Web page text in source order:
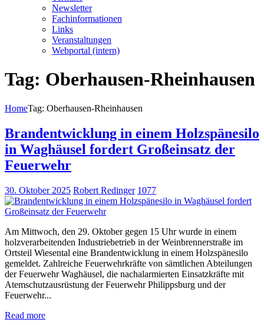
Newsletter
Fachinformationen
Links
Veranstaltungen
Webportal (intern)
Tag: Oberhausen-Rheinhausen
HomeTag: Oberhausen-Rheinhausen
Brandentwicklung in einem Holzspänesilo
in Waghäusel fordert Großeinsatz der
Feuerwehr
30. Oktober 2025 Robert Redinger 1077
Am Mittwoch, den 29. Oktober gegen 15 Uhr wurde in einem
holzverarbeitenden Industriebetrieb in der Weinbrennerstraße im
Ortsteil Wiesental eine Brandentwicklung in einem Holzspänesilo
gemeldet. Zahlreiche Feuerwehrkräfte von sämtlichen Abteilungen
der Feuerwehr Waghäusel, die nachalarmierten Einsatzkräfte mit
Atemschutzausrüstung der Feuerwehr Philippsburg und der
Feuerwehr...
Read more